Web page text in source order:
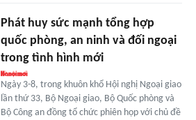
Phát huy sức mạnh tổng hợp
quốc phòng, an ninh và đối ngoại
trong tình hình mới
Ngày 3-8, trong khuôn khổ Hội nghị Ngoại giao
lần thứ 33, Bộ Ngoại giao, Bộ Quốc phòng và
Bộ Công an đồng tổ chức phiên họp với chủ đề